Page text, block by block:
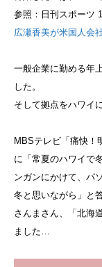
参照：日刊スポーツ
広瀬香美が米国人会
一般企業に勤める年
した。
そして拠点をハワイ
MBSテレビ「痛快！
に「常夏のハワイで
ンガンにかけて、パ
冬と思いながら」と
さんまさん、「北海
ました…